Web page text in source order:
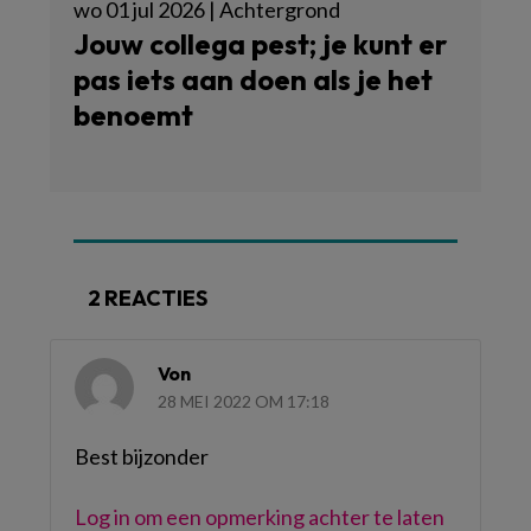
wo 01 jul 2026 | Achtergrond
Jouw collega pest; je kunt er
pas iets aan doen als je het
benoemt
2 REACTIES
Von
28 MEI 2022 OM 17:18
Best bijzonder
Log in om een opmerking achter te laten